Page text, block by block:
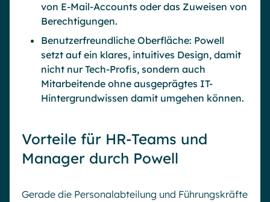
von E-Mail-Accounts oder das Zuweisen von
Berechtigungen.
Benutzerfreundliche Oberfläche: Powell
setzt auf ein klares, intuitives Design, damit
nicht nur Tech-Profis, sondern auch
Mitarbeitende ohne ausgeprägtes IT-
Hintergrundwissen damit umgehen können.
Vorteile für HR-Teams und
Manager durch Powell
Gerade die Personalabteilung und Führungskräfte